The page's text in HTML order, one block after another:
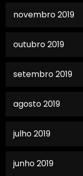
novembro 2019
outubro 2019
setembro 2019
agosto 2019
julho 2019
junho 2019